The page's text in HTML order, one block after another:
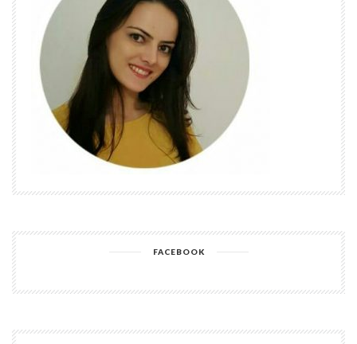
FACEBOOK